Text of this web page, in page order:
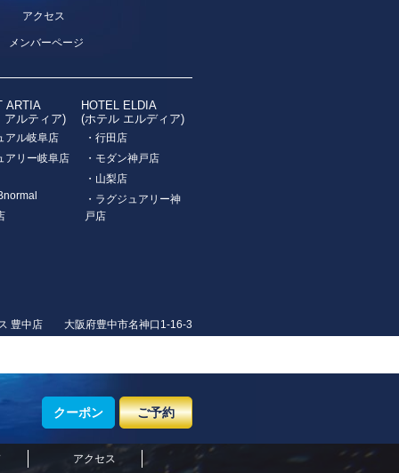
アクセス
メンバーページ
ARTIA
アルティア)
アル岐阜店
アリー岐阜店
HOTEL ELDIA
(ホテル エルディア)
・行田店
・モダン神戸店
・山梨店
・ラグジュアリー神
戸店
豊中店 大阪府豊中市名神口1-16-3
クーポン ご予約
アクセス